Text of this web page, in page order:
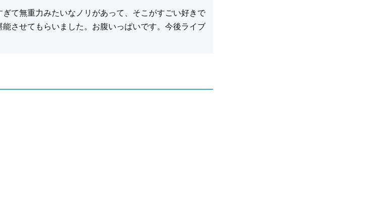
て無重力みたいなノリがあって、そこがすごい好きで
させてもらいました。お腹いっぱいです。今後ライブ